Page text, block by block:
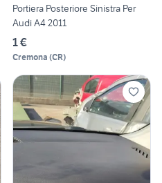
Portiera Posteriore Sinistra Per
Audi A4 2011
1 €
Cremona (CR)